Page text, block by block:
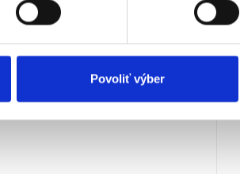
Povoliť výber
2022.